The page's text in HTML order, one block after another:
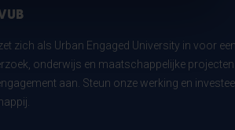
zich als Urban Engaged University in voor
onderwijs en maatschappelijke
aan. Steun onze werking en